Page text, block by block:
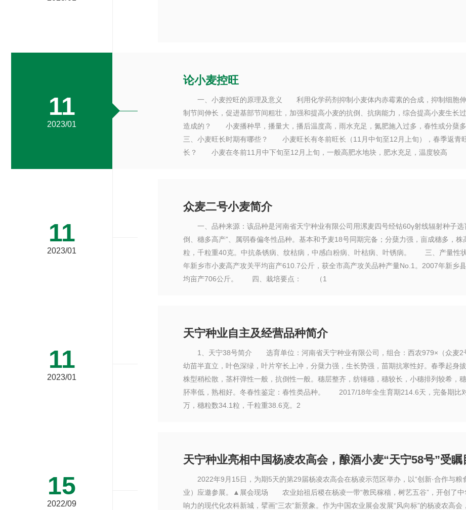
11
2023/01
论小麦控旺
一、小麦控旺的原理及意义 利用化学药剂抑制小麦体内赤霉素的合成，抑制细胞伸
制节间伸长，促进基部节间粗壮，加强和提高小麦的抗倒、抗病能力，综合提高小麦生
造成的？ 小麦播种早，播量大，播后温度高，雨水充足，氮肥施入过多，春性或分
三、小麦旺长时期有哪些？ 小麦旺长有冬前旺长（11月中旬至12月上旬），春季返
长？ 小麦在冬前11月中下旬至12月上旬，一般高肥水地块，肥水充足，温度较高
11
2023/01
众麦二号小麦简介
一、品种来源：该品种是河南省天宁种业有限公司用漯麦四号经钴60γ射线辐射种子
倒、穗多高产”、属弱春偏冬性品种。基本和予麦18号同期完备；分蘖力强，亩成穗多，
粒，千粒重40克。中抗条锈病、纹枯病，中感白粉病、叶枯病、叶锈病。 三、产量性
年新乡市小麦高产攻关平均亩产610.7公斤，获全市高产攻关品种产量No.1。2007年新乡
均亩产706公斤。 四、栽培要点： （1
11
2023/01
天宁种业自主及经营品种简介
1、天宁38号简介 选育单位：河南省天宁种业有限公司，组合：西农979×（众麦2
幼苗半直立，叶色深绿，叶片窄长上冲，分蘖力强，生长势强，苗期抗寒性好。春季起身
株型稍松散，茎杆弹性一般，抗倒性一般。穗层整齐，纺锤穗，穗较长，小穗排列较希，
肧率低，熟相好。冬春性鉴定：春性类品种。 2017/18年全生育期214.6天，完备期比
万，穗粒数34.1粒，千粒重38.6克。2
15
2022/09
天宁种业亮相中国杨凌农高会，酿酒小麦“天宁58号”受瞩
2022年9月15日，为期5天的第29届杨凌农高会在杨凌示范区举办，以“创新·合作与粮
业）应邀参展。▲展会现场 农业始祖后稷在杨凌一带“教民稼穑，树艺五谷”，开创了中
响力的现代化农科新城，擘画“三农”新景象。作为中国农业展会发展“风向标”的杨凌农高